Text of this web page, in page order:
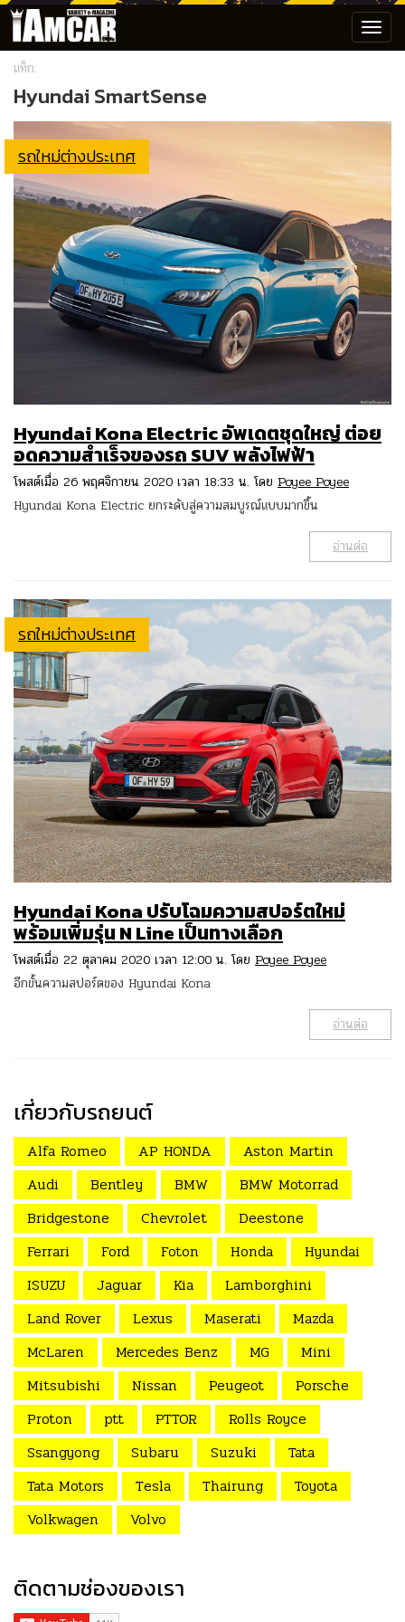
แท็ก:
Hyundai SmartSense
รถใหม่ต่างประเทศ
Hyundai Kona Electric อัพเดตชุดใหญ่ ต่อย
อดความสำเร็จของรถ SUV พลังไฟฟ้า
โพสต์เมื่อ 26 พฤศจิกายน 2020 เวลา 18:33 น. โดย Poyee Poyee
Hyundai Kona Electric ยกระดับสู่ความสมบูรณ์แบบมากขึ้น
อ่านต่อ
รถใหม่ต่างประเทศ
Hyundai Kona ปรับโฉมความสปอร์ตใหม่
พร้อมเพิ่มรุ่น N Line เป็นทางเลือก
โพสต์เมื่อ 22 ตุลาคม 2020 เวลา 12:00 น. โดย Poyee Poyee
อีกขั้นความสปอร์ตของ Hyundai Kona
อ่านต่อ
เกี่ยวกับรถยนต์
Alfa Romeo AP HONDA
Aston Martin
Audi
Bentley BMW
BMW Motorrad
Bridgestone
Chevrolet
Deestone
Ferrari
Ford Foton Honda
Hyundai
ISUZU
Jaguar Kia
Lamborghini
Land Rover
Lexus Maserati
Mazda
McLaren
Mercedes Benz MG
Mini
Mitsubishi
Nissan Peugeot
Porsche
Proton
ptt PTTOR
Rolls Royce
Ssangyong
Subaru Suzuki
Tata
Tata Motors
Tesla Thairung
Toyota
Volkwagen
Volvo
ติดตามช่องของเรา